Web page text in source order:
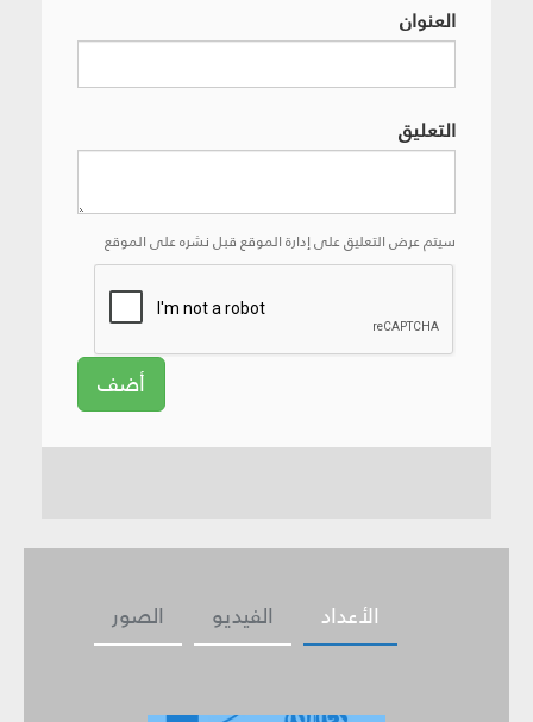
العنوان
التعليق
سيتم عرض التعليق على إدارة الموقع قبل نشره على الموقع
أضف
الصور الفيديو الأعداد